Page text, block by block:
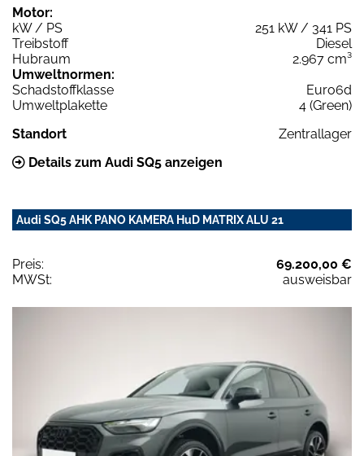
Motor:
kW / PS
251 kW / 341 PS
Treibstoff
Diesel
Hubraum
2.967 cm³
Umweltnormen:
Schadstoffklasse
Euro6d
Umweltplakette
4 (Green)
Standort
Zentrallager
Details zum Audi SQ5 anzeigen
Audi SQ5 AHK PANO KAMERA HuD MATRIX ALU 21
Preis:
69.200,00 €
MWSt:
ausweisbar